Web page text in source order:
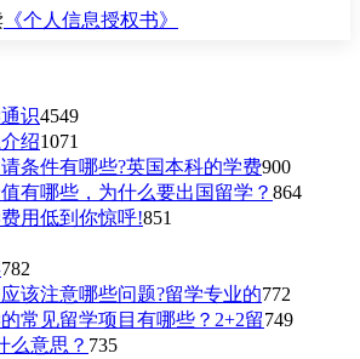
《个人信息授权书》
识4549
绍1071
条件有哪些?英国本科的学费900
有哪些，为什么要出国留学？ 864
用低到你惊呼!851
782
该注意哪些问题?留学专业的772
常见留学项目有哪些？2+2留749
么意思？ 735